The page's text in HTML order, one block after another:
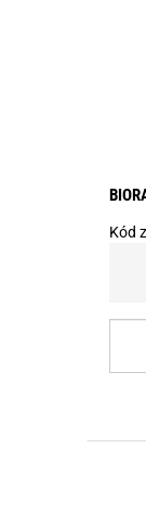
Kód